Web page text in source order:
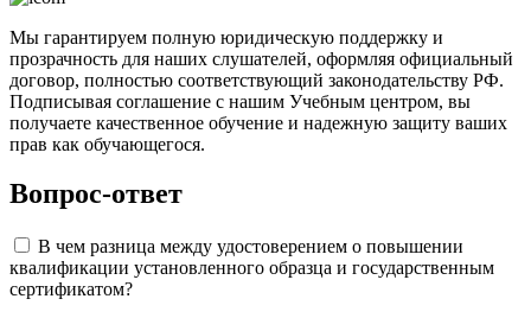
Мы гарантируем полную юридическую поддержку и
прозрачность для наших слушателей, оформляя официальный
договор, полностью соответствующий законодательству РФ.
Подписывая соглашение с нашим Учебным центром, вы
получаете качественное обучение и надежную защиту ваших
прав как обучающегося.
Вопрос-ответ
В чем разница между удостоверением о повышении
квалификации установленного образца и государственным
сертификатом?